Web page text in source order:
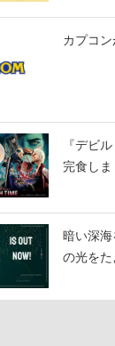
カプコ
『デビ
完食し
暗い深
の光を